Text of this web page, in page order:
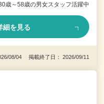
歳～58歳の男女スタッフ活躍中
細を見る
08/04 掲載終了日： 2026/09/11